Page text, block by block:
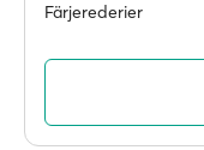
Färjerederier